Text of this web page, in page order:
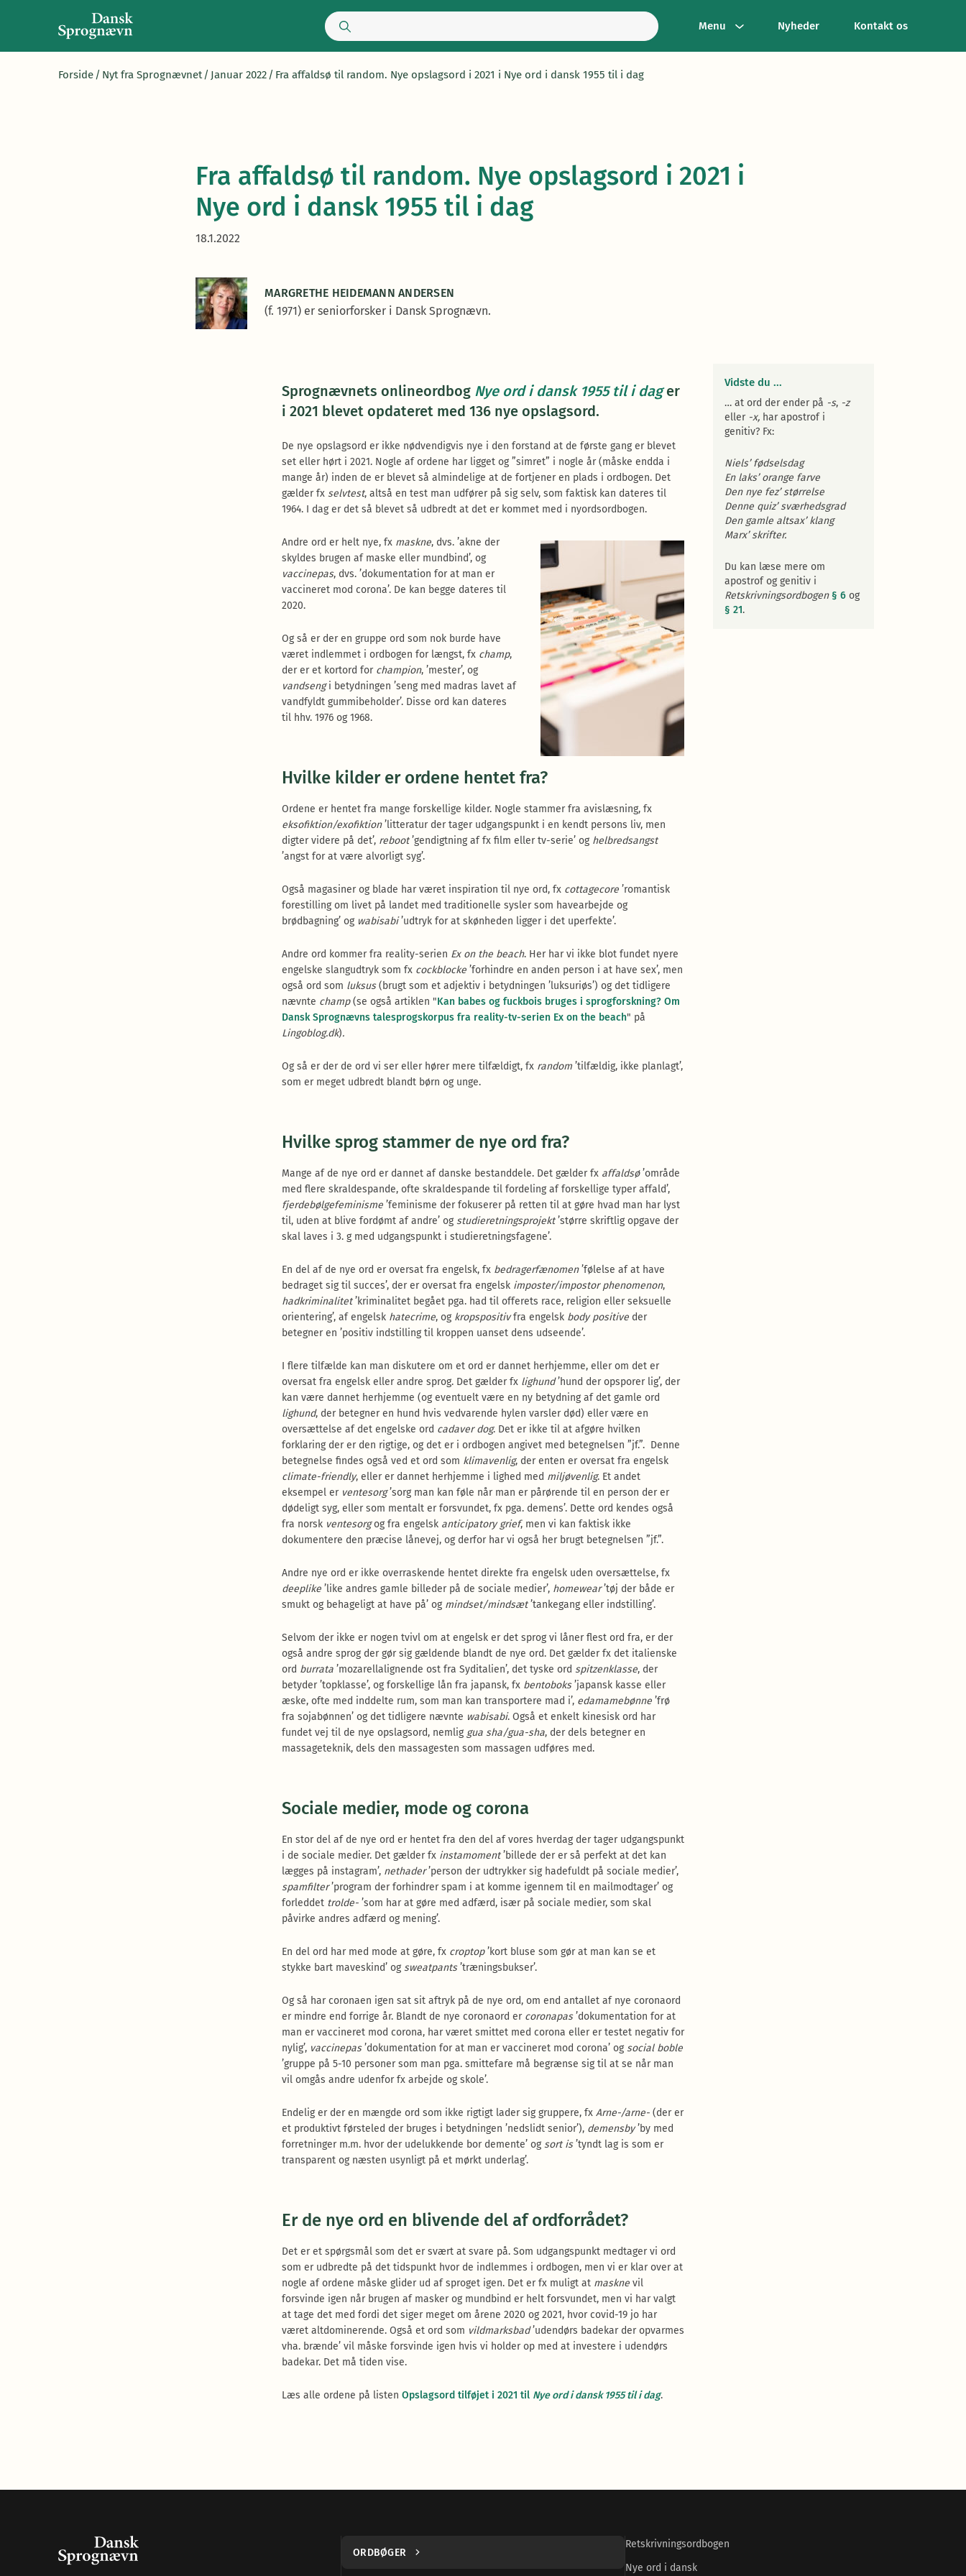
Menu Nyheder Kontakt os
Forside / Nyt fra Sprognævnet / Januar 2022 / Fra affaldsø til random. Nye opslagsord i 2021 i Nye ord i dansk 1955 til i dag
Fra affaldsø til random. Nye opslagsord i 2021 i
Nye ord i dansk 1955 til i dag
18.1.2022
MARGRETHE HEIDEMANN ANDERSEN
(f. 1971) er seniorforsker i Dansk Sprognævn.
Sprognævnets onlineordbog Nye ord i dansk 1955 til i dager
i 2021 blevet opdateret med 136 nye opslagsord.
De nye opslagsord er ikke nødvendigvis nye i den forstand at de første gang er blevet
set eller hørt i 2021. Nogle af ordene har ligget og ”simret” i nogle år (måske endda i
mange år) inden de er blevet så almindelige at de fortjener en plads i ordbogen. Det
gælder fx selvtest, altså en test man udfører på sig selv, som faktisk kan dateres til
1964. I dag er det så blevet så udbredt at det er kommet med i nyordsordbogen.
Andre ord er helt nye, fx maskne, dvs. ’akne der
skyldes brugen af maske eller mundbind’, og
vaccinepas, dvs. ’dokumentation for at man er
vaccineret mod corona’. De kan begge dateres til
2020.
Og så er der en gruppe ord som nok burde have
været indlemmet i ordbogen for længst, fx champ,
der er et kortord for champion, ’mester’, og
vandsengi betydningen ’seng med madras lavet af
vandfyldt gummibeholder’. Disse ord kan dateres
til hhv. 1976 og 1968.
Hvilke kilder er ordene hentet fra?
Ordene er hentet fra mange forskellige kilder. Nogle stammer fra avislæsning, fx
eksofiktion/exofiktion’litteratur der tager udgangspunkt i en kendt persons liv, men
digter videre på det’, reboot’gendigtning af fx film eller tv-serie’ og helbredsangst
’angst for at være alvorligt syg’.
Også magasiner og blade har været inspiration til nye ord, fx cottagecore ’romantisk
forestilling om livet på landet med traditionelle sysler som havearbejde og
brødbagning’ ogwabisabi’udtryk for at skønheden ligger i det uperfekte’.
Andre ord kommer fra reality-serien Ex on the beach. Her har vi ikke blot fundet nyere
engelske slangudtryk som fx cockblocke ’forhindre en anden person i at have sex’, men
også ord som luksus(brugt som et adjektiv i betydningen ’luksuriøs’) og det tidligere
nævnte champ(se også artiklen "Kan babes og fuckbois bruges i sprogforskning? Om
Dansk Sprognævns talesprogskorpus fra reality-tv-serien Ex on the beach" på
Lingoblog.dk).
Og så er der de ord vi ser eller hører mere tilfældigt, fx random ’tilfældig, ikke planlagt’,
som er meget udbredt blandt børn og unge.
Hvilke sprog stammer de nye ord fra?
Mange af de nye ord er dannet af danske bestanddele. Det gælder fx affaldsø’område
med flere skraldespande, ofte skraldespande til fordeling af forskellige typer affald’,
fjerdebølgefeminisme ’feminisme der fokuserer på retten til at gøre hvad man har lyst
til, uden at blive fordømt af andre’ ogstudieretningsprojekt’større skriftlig opgave der
skal laves i 3. g med udgangspunkt i studieretningsfagene’.
En del af de nye ord er oversat fra engelsk, fx bedragerfænomen’følelse af at have
bedraget sig til succes’, der er oversat fra engelsk imposter/impostor phenomenon,
hadkriminalitet’kriminalitet begået pga. had til offerets race, religion eller seksuelle
orientering’, af engelsk hatecrime, og kropspositivfra engelsk body positive der
betegner en ’positiv indstilling til kroppen uanset dens udseende’.
I flere tilfælde kan man diskutere om et ord er dannet herhjemme, eller om det er
oversat fra engelsk eller andre sprog. Det gælder fx lighund’hund der opsporer lig’, der
kan være dannet herhjemme (og eventuelt være en ny betydning af det gamle ord
lighund, der betegner en hund hvis vedvarende hylen varsler død) eller være en
oversættelse af det engelske ord cadaver dog. Det er ikke til at afgøre hvilken
forklaring der er den rigtige, og det er i ordbogen angivet med betegnelsen ”jf.”. Denne
betegnelse findes også ved et ord som klimavenlig, der enten er oversat fra engelsk
climate-friendly, eller er dannet herhjemme i lighed med miljøvenlig. Et andet
eksempel er ventesorg’sorg man kan føle når man er pårørende til en person der er
dødeligt syg, eller som mentalt er forsvundet, fx pga. demens’. Dette ord kendes også
fra norsk ventesorgog fra engelsk anticipatory grief, men vi kan faktisk ikke
dokumentere den præcise lånevej, og derfor har vi også her brugt betegnelsen ”jf.”.
Andre nye ord er ikke overraskende hentet direkte fra engelsk uden oversættelse, fx
deeplike ’like andres gamle billeder på de sociale medier’, homewear’tøj der både er
smukt og behageligt at have på’ og mindset/mindsæt’tankegang eller indstilling’.
Selvom der ikke er nogen tvivl om at engelsk er det sprog vi låner flest ord fra, er der
også andre sprog der gør sig gældende blandt de nye ord. Det gælder fx det italienske
ord burrata ’mozarellalignende ost fra Syditalien’, det tyske ord spitzenklasse, der
betyder ’topklasse’, og forskellige lån fra japansk, fx bentoboks’japansk kasse eller
æske, ofte med inddelte rum, som man kan transportere mad i’, edamamebønne ’frø
fra sojabønnen’ og det tidligere nævnte wabisabi. Også et enkelt kinesisk ord har
fundet vej til de nye opslagsord, nemlig gua sha/gua-sha, der dels betegner en
massageteknik, dels den massagesten som massagen udføres med.
Sociale medier, mode og corona
En stor del af de nye ord er hentet fra den del af vores hverdag der tager udgangspunkt
i de sociale medier. Det gælder fx instamoment’billede der er så perfekt at det kan
lægges på instagram’, nethader’person der udtrykker sig hadefuldt på sociale medier’,
spamfilter’program der forhindrer spam i at komme igennem til en mailmodtager’ og
forleddet trolde- ’som har at gøre med adfærd, især på sociale medier, som skal
påvirke andres adfærd og mening’.
En del ord har med mode at gøre, fx croptop’kort bluse som gør at man kan se et
stykke bart maveskind’ ogsweatpants’træningsbukser’.
Og så har coronaen igen sat sit aftryk på de nye ord, om end antallet af nye coronaord
er mindre end forrige år. Blandt de nye coronaord er coronapas’dokumentation for at
man er vaccineret mod corona, har været smittet med corona eller er testet negativ for
nylig’, vaccinepas’dokumentation for at man er vaccineret mod corona’ ogsocial boble
’gruppe på 5-10 personer som man pga. smittefare må begrænse sig til at se når man
vil omgås andre udenfor fx arbejde og skole’.
Endelig er der en mængde ord som ikke rigtigt lader sig gruppere, fx Arne-/arne- (der er
et produktivt førsteled der bruges i betydningen ’nedslidt senior’), demensby’by med
forretninger m.m. hvor der udelukkende bor demente’ ogsort is’tyndt lag is som er
transparent og næsten usynligt på et mørkt underlag’.
Er de nye ord en blivende del af ordforrådet?
Det er et spørgsmål som det er svært at svare på. Som udgangspunkt medtager vi ord
som er udbredte på det tidspunkt hvor de indlemmes i ordbogen, men vi er klar over at
nogle af ordene måske glider ud af sproget igen. Det er fx muligt at maskne vil
forsvinde igen når brugen af masker og mundbind er helt forsvundet, men vi har valgt
at tage det med fordi det siger meget om årene 2020 og 2021, hvor covid-19 jo har
været altdominerende. Også et ord som vildmarksbad’udendørs badekar der opvarmes
vha. brænde’ vil måske forsvinde igen hvis vi holder op med at investere i udendørs
badekar. Det må tiden vise.
Læs alle ordene på listen Opslagsord tilføjet i 2021 til Nye ord i dansk 1955 til i dag.
Vidste du ...
… at ord der ender på -s, -z
eller -x, har apostrof i
genitiv? Fx:
Niels’ fødselsdag
En laks’ orange farve
Den nye fez’ størrelse
Denne quiz’ sværhedsgrad
Den gamle altsax’ klang
Marx’ skrifter.
Du kan læse mere om
apostrof og genitiv i
Retskrivningsordbogen § 6 og
§ 21.
ORDBØGER
Retskrivningsordbogen
Nye ord i dansk